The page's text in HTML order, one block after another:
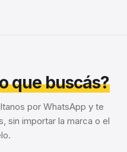
que buscás?
por WhatsApp y te
sin importar la marca o el